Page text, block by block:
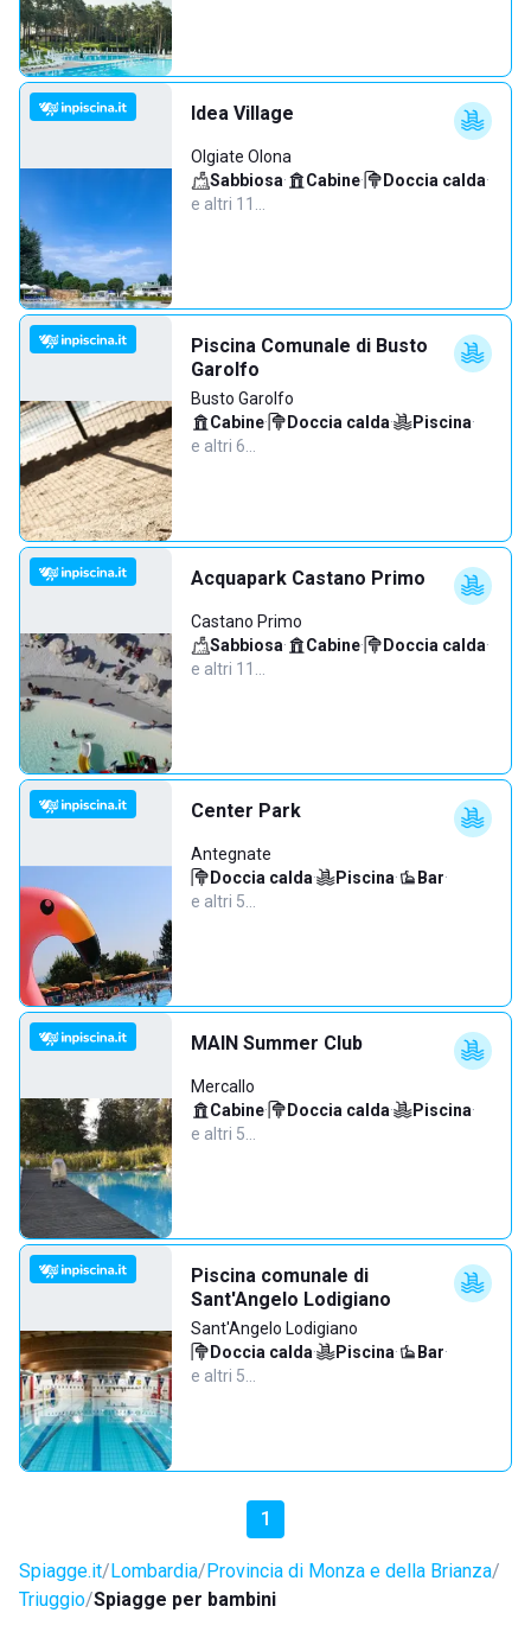
Idea Village
Olgiate Olona
Sabbiosa· Cabine· Doccia calda·
e altri 11…
Piscina Comunale di Busto
Garolfo
Busto Garolfo
Cabine· Doccia calda· Piscina·
e altri 6…
Acquapark Castano Primo
Castano Primo
Sabbiosa· Cabine· Doccia calda·
e altri 11…
Center Park
Antegnate
Doccia calda· Piscina· Bar·
e altri 5…
MAIN Summer Club
Mercallo
Cabine· Doccia calda· Piscina·
e altri 5…
Piscina comunale di
Sant'Angelo Lodigiano
Sant'Angelo Lodigiano
Doccia calda· Piscina· Bar·
e altri 5…
1
Spiagge.it Lombardia Provincia di Monza e della Brianza
Triuggio Spiagge per bambini